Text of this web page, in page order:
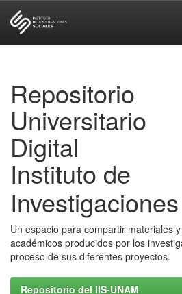
Repositorio
Universitario
Digital
Instituto de
Un espacio para compartir materiales
académicos producidos por los
proceso de sus diferentes proyectos.
Repositorio del IIS-UNAM